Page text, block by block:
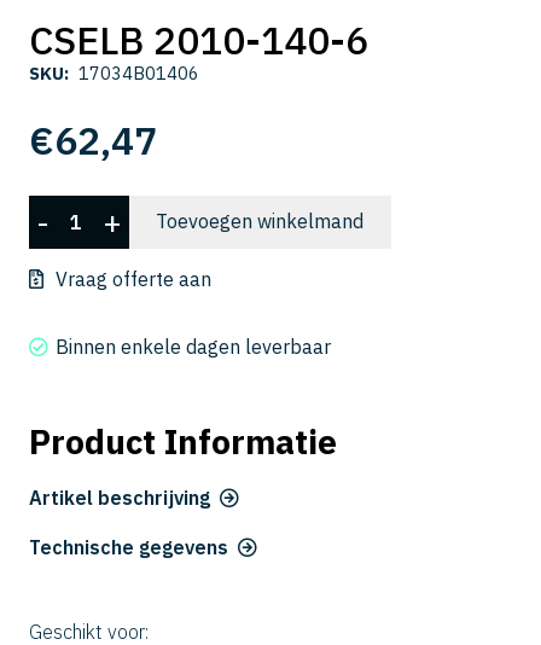
CSELB 2010-140-6
SKU: 17034B01406
€62,47
CSELB
2010-
140-
aantal
- + Toevoegen winkelmand
Vraag offerte aan
Binnen enkele dagen leverbaar
Product Informatie
Artikel beschrijving
Technische gegevens
Geschikt voor: